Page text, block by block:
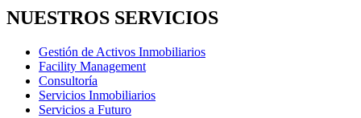
NUESTROS SERVICIOS
Gestión de Activos Inmobiliarios
Facility Management
Consultoría
Servicios Inmobiliarios
Servicios a Futuro